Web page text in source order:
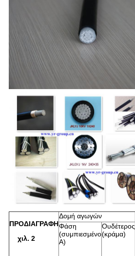
ΠΡΟΔΙΑΓΡΑΦΗ
χιλ. 2
Δομή αγωγών
Φάση
(συμπιεσμένο
Α)
Ουδέτερος
(κράμα)